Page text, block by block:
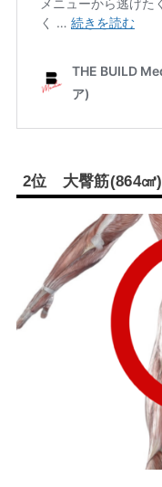
2位 大臀筋(864㎤)